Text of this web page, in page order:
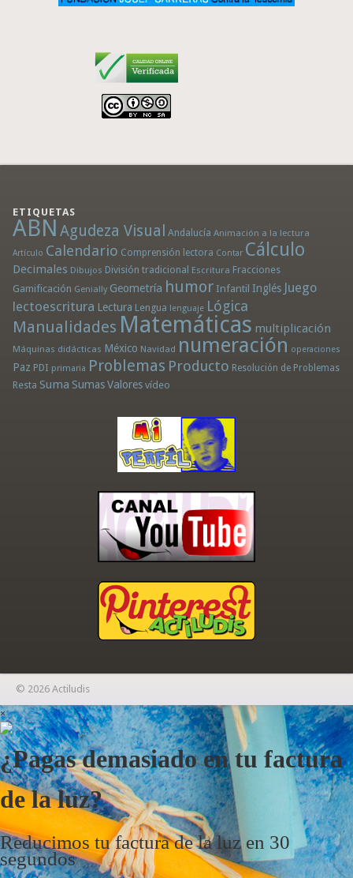
ETIQUETAS
ABN Agudeza Visual Andalucía Animación a la lectura
Artículo Calendario Comprensión lectora Contar Cálculo
Decimales Dibujos División tradicional Escritura Fracciones
Gamificación Genially Geometría humor Infantil Inglés Juego
lectoescritura Lectura Lengua lenguaje Lógica
Manualidades Matemáticas multiplicación
Máquinas didácticas México Navidad numeración operaciones
Paz PDI primaria Problemas Producto Resolución de Problemas
Resta Suma Sumas Valores vídeo
© 2026 Actiludis
×
¿Pagas demasiado en tu factura
de la luz?
Reducimos tu factura de la luz en 30
segundos